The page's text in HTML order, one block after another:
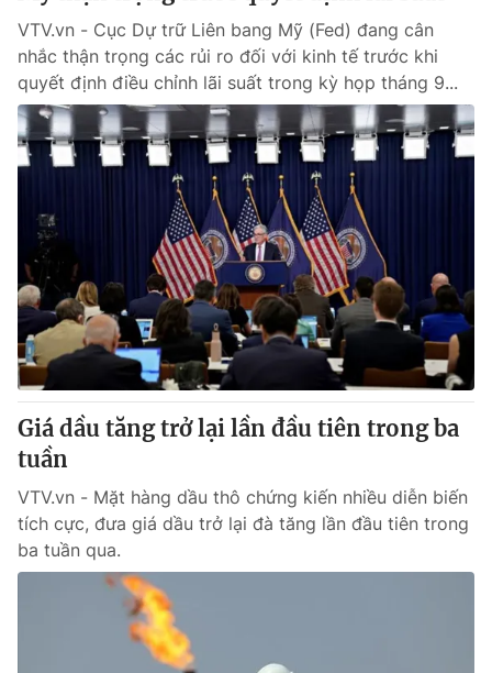
VTV.vn - Cục Dự trữ Liên bang Mỹ (Fed) đang cân
nhắc thận trọng các rủi ro đối với kinh tế trước khi
quyết định điều chỉnh lãi suất trong kỳ họp tháng 9...
Giá dầu tăng trở lại lần đầu tiên trong ba
tuần
VTV.vn - Mặt hàng dầu thô chứng kiến nhiều diễn biến
tích cực, đưa giá dầu trở lại đà tăng lần đầu tiên trong
ba tuần qua.